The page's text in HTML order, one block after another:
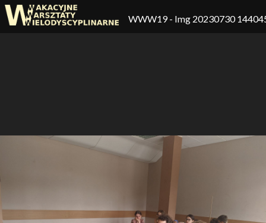
WWW19- Img 20230730